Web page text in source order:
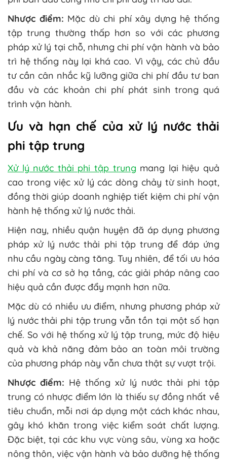
Nhược điểm: Mặc dù chi phí xây dựng hệ thống
tập trung thường thấp hơn so với các phương
pháp xử lý tại chỗ, nhưng chi phí vận hành và bảo
trì hệ thống này lại khá cao. Vì vậy, các chủ đầu
tư cần cân nhắc kỹ lưỡng giữa chi phí đầu tư ban
đầu và các khoản chi phí phát sinh trong quá
trình vận hành.
Ưu và hạn chế của xử lý nước thải
phi tập trung
Xử lý nước thải phi tập trung mang lại hiệu quả
cao trong việc xử lý các dòng chảy từ sinh hoạt,
đồng thời giúp doanh nghiệp tiết kiệm chi phí vận
hành hệ thống xử lý nước thải.
Hiện nay, nhiều quận huyện đã áp dụng phương
pháp xử lý nước thải phi tập trung để đáp ứng
nhu cầu ngày càng tăng. Tuy nhiên, để tối ưu hóa
chi phí và cơ sở hạ tầng, các giải pháp nâng cao
hiệu quả cần được đẩy mạnh hơn nữa.
Mặc dù có nhiều ưu điểm, nhưng phương pháp xử
lý nước thải phi tập trung vẫn tồn tại một số hạn
chế. So với hệ thống xử lý tập trung, mức độ hiệu
quả và khả năng đảm bảo an toàn môi trường
của phương pháp này vẫn chưa thật sự vượt trội.
Nhược điểm: Hệ thống xử lý nước thải phi tập
trung có nhược điểm lớn là thiếu sự đồng nhất về
tiêu chuẩn, mỗi nơi áp dụng một cách khác nhau,
gây khó khăn trong việc kiểm soát chất lượng.
Đặc biệt, tại các khu vực vùng sâu, vùng xa hoặc
nông thôn, việc vận hành và bảo dưỡng hệ thống